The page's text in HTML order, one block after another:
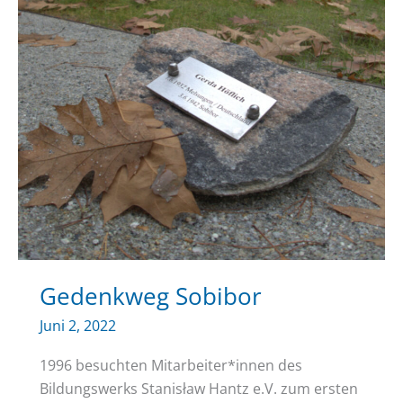
Gedenkweg Sobibor
Juni 2, 2022
1996 besuchten Mitarbeiter*innen des
Bildungswerks Stanisław Hantz e.V. zum ersten